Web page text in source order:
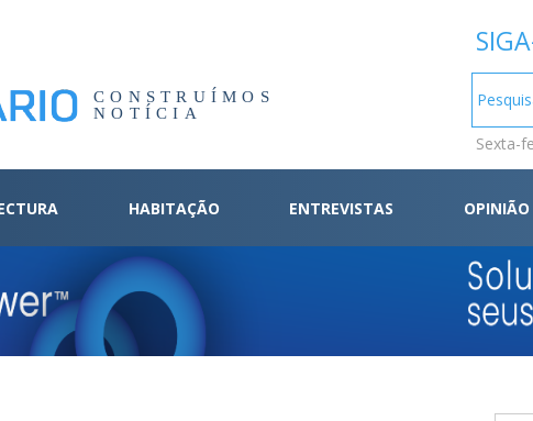
CONSTRUÍMOS
NOTÍCIA
Sexta-
HABITAÇÃO ENTREVISTAS OPINIÃO